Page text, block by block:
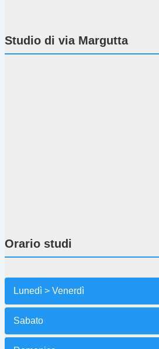
Studio di via Margutta
Orario studi
Lunedì > Venerdì
Sabato